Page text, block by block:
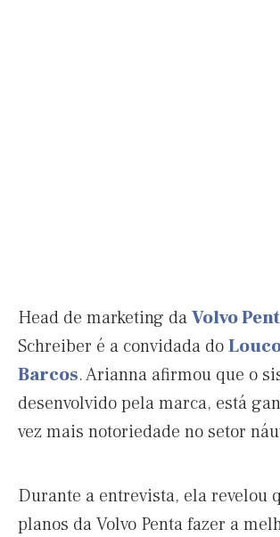
Head de marketing daVolvo
Schreiber é a convidada do
Barcos. Arianna afirmou que o
desenvolvido pela marca, está
vez mais notoriedade no setor
Durante a entrevista, ela revelou
planos da Volvo Penta fazer a